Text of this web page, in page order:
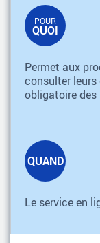
POUR
QUOI
Permet aux
consulter
obligatoire
QUAND
Le service en